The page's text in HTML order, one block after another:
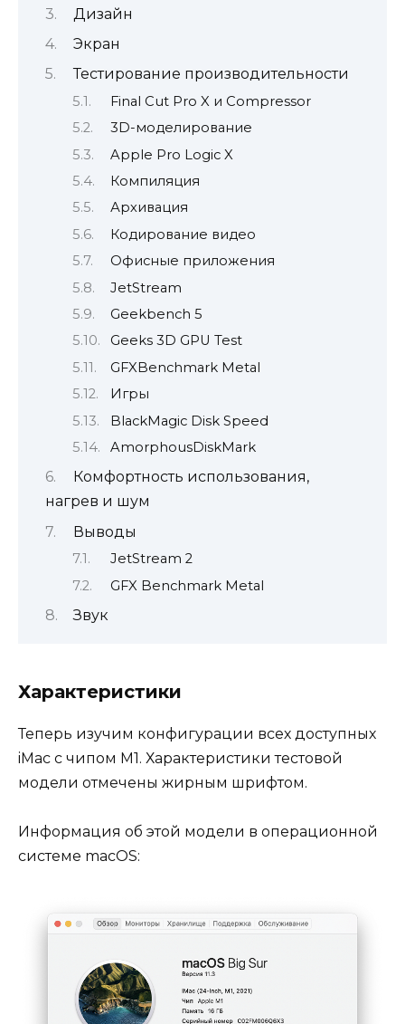
Дизайн
Экран
Тестирование производительности
Final Cut Pro X и Compressor
3D-моделирование
Apple Pro Logic X
Компиляция
Архивация
Кодирование видео
Офисные приложения
JetStream
Geekbench 5
Geeks 3D GPU Test
GFXBenchmark Metal
Игры
BlackMagic Disk Speed
AmorphousDiskMark
Комфортность использования,
нагрев и шум
Выводы
JetStream 2
GFX Benchmark Metal
Звук
Характеристики
Теперь изучим конфигурации всех доступных
iMac с чипом M1. Характеристики тестовой
модели отмечены жирным шрифтом.
Информация об этой модели в операционной
системе macOS: